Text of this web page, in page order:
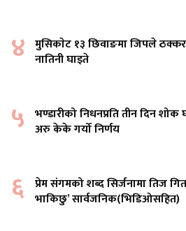
४ मुसिकाेट १३ छिवाङमा जिपले
नातिनी घाइते
५ भण्डारीको निधनप्रति तीन दिन शोक
अरु केके गर्यो निर्णय
६ प्रेम संगमको शब्द सिर्जनामा तिज
भाकिछु’ सार्वजनिक(भिडिओसहित)